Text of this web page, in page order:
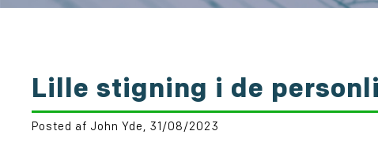
Lille stigning i de
Posted af John Yde, 31/08/2023